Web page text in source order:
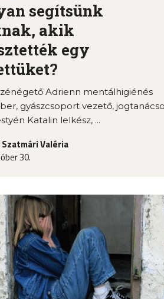
segítsünk
akik
egy
Adrienn mentálhigiénés
gyászcsoport vezető,
Katalin lelkész, ...
Valéria
30.